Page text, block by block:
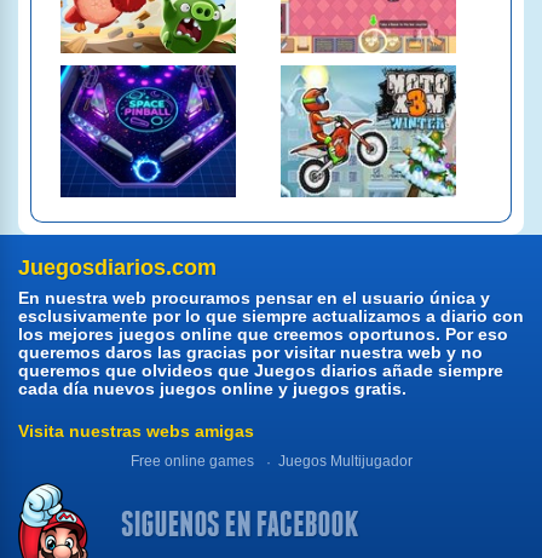
Juegosdiarios.com
En nuestra web procuramos pensar en el usuario única y
esclusivamente por lo que siempre actualizamos a diario con
los mejores juegos online que creemos oportunos. Por eso
queremos daros las gracias por visitar nuestra web y no
queremos que olvideos que Juegos diarios añade siempre
cada día nuevos juegos online y juegos gratis.
Visita nuestras webs amigas
Free online games Juegos Multijugador